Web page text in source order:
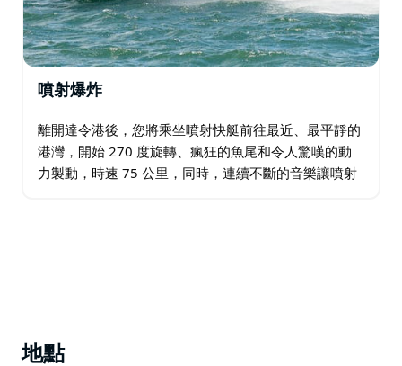
噴射爆炸
離開達令港後，您將乘坐噴射快艇前往最近、最平靜的
港灣，開始 270 度旋轉、瘋狂的魚尾和令人驚嘆的動
力製動，時速 75 公里，同時，連續不斷的音樂讓噴射
地點